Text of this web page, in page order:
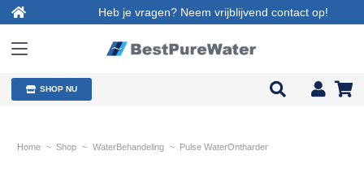
Heb je vragen? Neem vrijblijvend contact op!
SHOP NU
Home ~ Shop ~ WaterBehandeling ~ Pulse WaterOntharder